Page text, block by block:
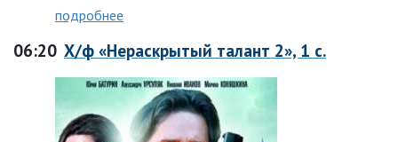
подробнее
06:20 Х/ф «Нераскрытый талант 2», 1 с.